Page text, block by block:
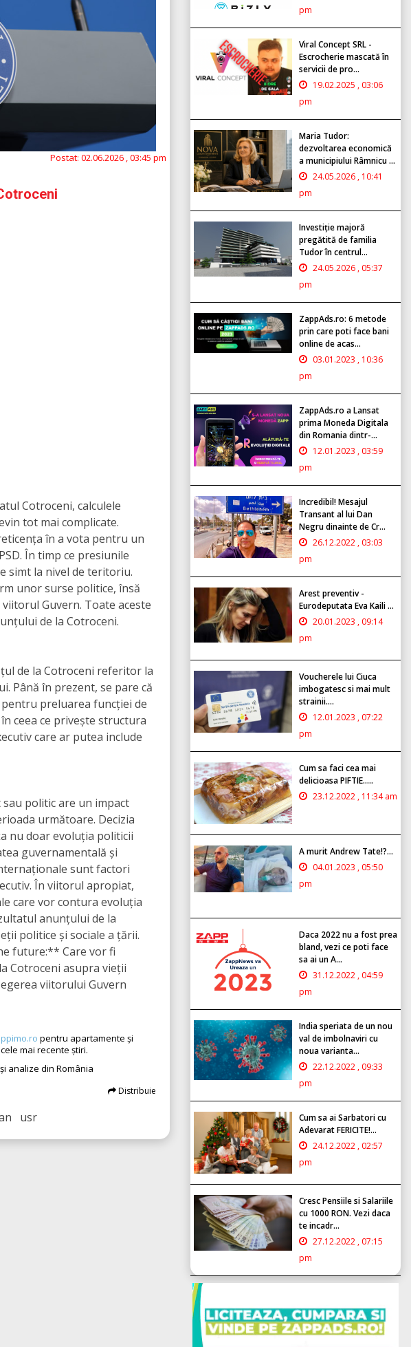
Postat: 02.06.2026 , 03:45 pm
Cotroceni, calculele
tot mai complicate.
în a vota pentru un
În timp ce presiunile
simt la nivel de teritoriu.
unor surse politice, însă
Guvern. Toate aceste
de la Cotroceni.
de la Cotroceni referitor la
Până în prezent, se pare că
preluarea funcției de
ceea ce privește structura
care ar putea include
politic are un impact
următoare. Decizia
nu doar evoluția politicii
guvernamentală și
sunt factori
În viitorul apropiat,
care vor contura evoluția
anunțului de la
politice și sociale a țării.
future:** Care vor fi
Cotroceni asupra vieții
viitorului Guvern
pentru apartamente și
mai recente știri.
analize din România
Distribuie
usr
pm
Viral Concept SRL -
Escrocherie mascată în
servicii de pro...
19.02.2025 , 03:06
pm
Maria Tudor:
dezvoltarea economică
a municipiului Râmnicu ...
24.05.2026 , 10:41
pm
Investiție majoră
pregătită de familia
Tudor în centrul...
24.05.2026 , 05:37
pm
ZappAds.ro: 6 metode
prin care poti face bani
online de acas...
03.01.2023 , 10:36
pm
ZappAds.ro a Lansat
prima Moneda Digitala
din Romania dintr-...
12.01.2023 , 03:59
pm
Incredibil! Mesajul
Transant al lui Dan
Negru dinainte de Cr...
26.12.2022 , 03:03
pm
Arest preventiv -
Eurodeputata Eva Kaili ...
20.01.2023 , 09:14
pm
Voucherele lui Ciuca
imbogatesc si mai mult
strainii....
12.01.2023 , 07:22
pm
Cum sa faci cea mai
delicioasa PIFTIE.....
23.12.2022 , 11:34 am
A murit Andrew Tate!?...
04.01.2023 , 05:50
pm
Daca 2022 nu a fost prea
bland, vezi ce poti face
sa ai un A...
31.12.2022 , 04:59
pm
India speriata de un nou
val de imbolnaviri cu
noua varianta...
22.12.2022 , 09:33
pm
Cum sa ai Sarbatori cu
Adevarat FERICITE!...
24.12.2022 , 02:57
pm
Cresc Pensiile si Salariile
cu 1000 RON. Vezi daca
te incadr...
27.12.2022 , 07:15
pm